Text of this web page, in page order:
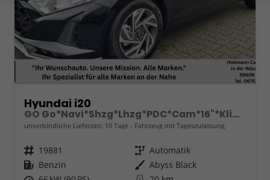
Hyundai i20
GO Go*Navi*Shzg*Lhzg*PDC*Cam*16"*Klima*VCockpit
unverbindliche Lieferzeit: 10 Tage Fahrzeug mit Tageszulassung
Fahrzeugnr. 19881 Getriebe Automatik
Kraftstoff Benzin Außenfarbe Abyss Black